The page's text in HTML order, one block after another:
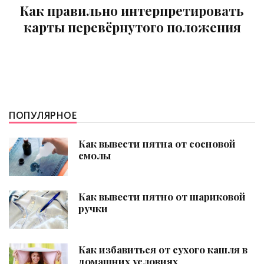
Насколько полезным может быть
семейный психолог?
ПОПУЛЯРНОЕ
Как вывести пятна от сосновой
смолы
Как вывести пятно от шариковой
ручки
Как избавиться от сухого кашля в
домашних условиях